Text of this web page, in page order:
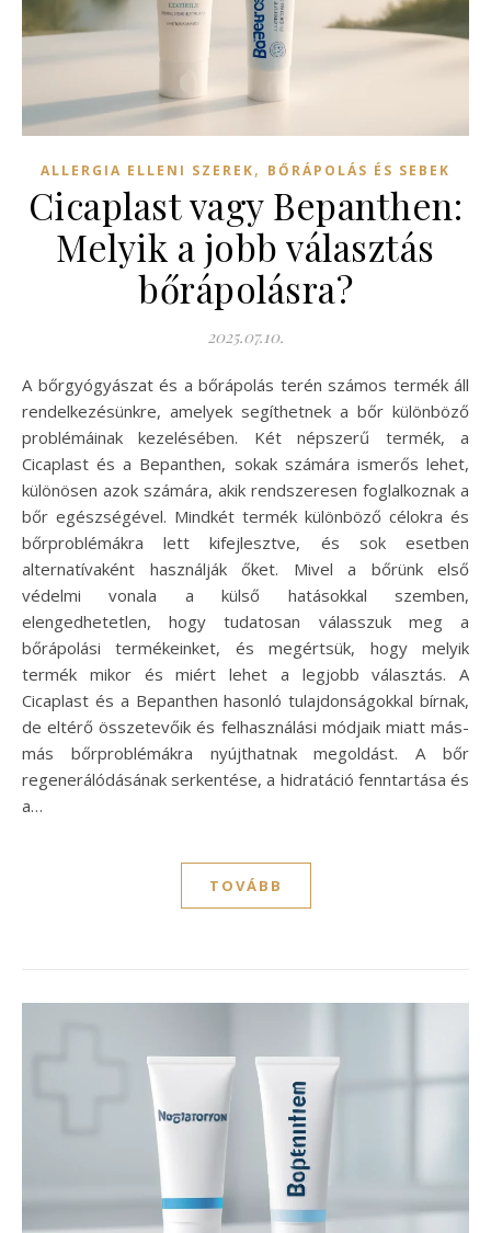
ALLERGIA ELLENI SZEREK, BŐRÁPOLÁS ÉS SEBEK
Cicaplast vagy Bepanthen:
Melyik a jobb választás
bőrápolásra?
2025.07.10.
A bőrgyógyászat és a bőrápolás terén számos termék áll
rendelkezésünkre, amelyek segíthetnek a bőr különböző
problémáinak kezelésében. Két népszerű termék, a
Cicaplast és a Bepanthen, sokak számára ismerős lehet,
különösen azok számára, akik rendszeresen foglalkoznak a
bőr egészségével. Mindkét termék különböző célokra és
bőrproblémákra lett kifejlesztve, és sok esetben
alternatívaként használják őket. Mivel a bőrünk első
védelmi vonala a külső hatásokkal szemben,
elengedhetetlen, hogy tudatosan válasszuk meg a
bőrápolási termékeinket, és megértsük, hogy melyik
termék mikor és miért lehet a legjobb választás. A
Cicaplast és a Bepanthen hasonló tulajdonságokkal bírnak,
de eltérő összetevőik és felhasználási módjaik miatt más-
más bőrproblémákra nyújthatnak megoldást. A bőr
regenerálódásának serkentése, a hidratáció fenntartása és
a…
TOVÁBB